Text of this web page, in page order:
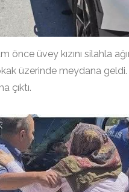
önce üvey kızını silahla
üzerinde meydana geldi.
çıktı.